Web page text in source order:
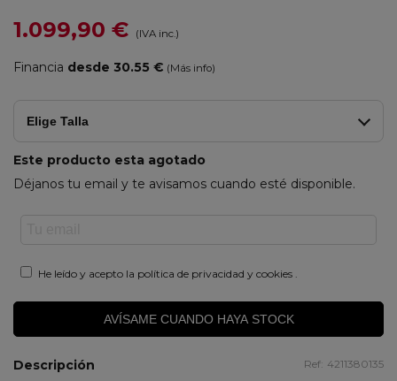
1.099,90 € (IVA inc.)
Financia desde 30.55 € (Más info)
Elige Talla
Este producto esta agotado
Déjanos tu email y te avisamos cuando esté disponible.
He leído y acepto la política de privacidad y cookies .
AVÍSAME CUANDO HAYA STOCK
Descripción Ref: 4211380135